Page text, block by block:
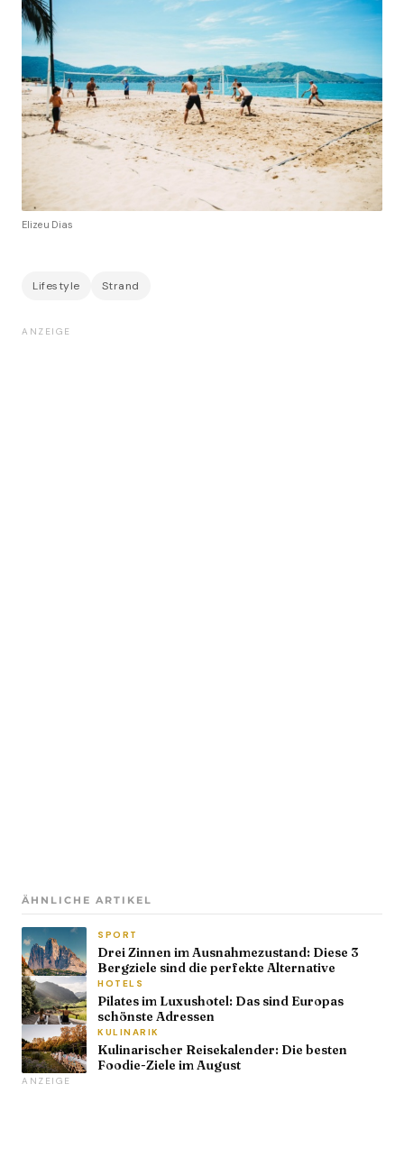
Elizeu Dias
Lifestyle Strand
ANZEIGE
ÄHNLICHE ARTIKEL
SPORT
Drei Zinnen im Ausnahmezustand: Diese 3
Bergziele sind die perfekte Alternative
HOTELS
Pilates im Luxushotel: Das sind Europas
schönste Adressen
KULINARIK
Kulinarischer Reisekalender: Die besten
Foodie-Ziele im August
ANZEIGE